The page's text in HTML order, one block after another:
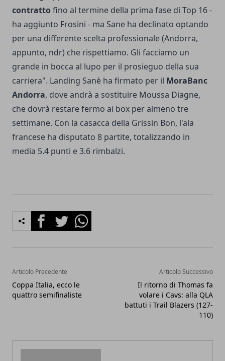
contratto fino al termine della prima fase di Top 16 -
ha aggiunto Frosini - ma Sane ha declinato optando
per una differente scelta professionale (Andorra,
appunto, ndr) che rispettiamo. Gli facciamo un
grande in bocca al lupo per il prosieguo della sua
carriera". Landing Sanè ha firmato per il MoraBanc
Andorra, dove andrà a sostituire Moussa Diagne,
che dovrà restare fermo ai box per almeno tre
settimane. Con la casacca della Grissin Bon, l'ala
francese ha disputato 8 partite, totalizzando in
media 5.4 punti e 3.6 rimbalzi.
FacebookTwitterWhatsapp
Articolo Precedente
Coppa Italia, ecco le
quattro semifinaliste
Articolo Successivo
Il ritorno di Thomas fa
volare i Cavs: alla QLA
battuti i Trail Blazers (127-
110)